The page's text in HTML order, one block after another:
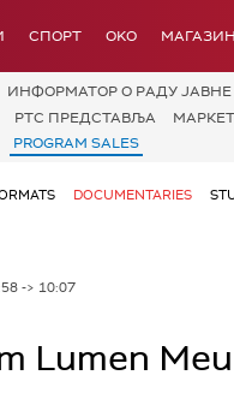
СПОРТ OKO МАГАЗИН
ИНФОРМАТОР О РАДУ ЈАВНЕ
РТС ПРЕДСТАВЉА
PROGRAM SALES
DOCUMENTARIES
-> 10:07
Lumen